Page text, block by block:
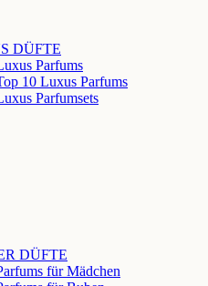
DÜFTE
Parfums
10 Luxus Parfums
Parfumsets
DÜFTE
für Mädchen